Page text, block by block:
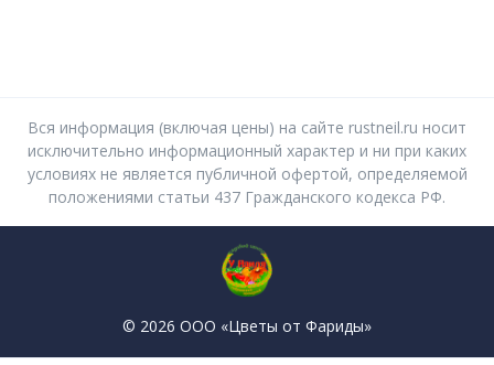
Вся информация (включая цены) на сайте rustneil.ru носит
исключительно информационный характер и ни при каких
условиях не является публичной офертой, определяемой
положениями статьи 437 Гражданского кодекса РФ.
© 2026 ООО «Цветы от Фариды»